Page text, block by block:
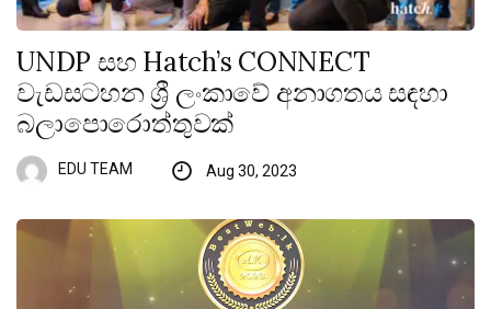
UNDP සහ Hatch’s CONNECT
වැඩසටහන ශ්‍රී ලංකාවේ අනාගතය සඳහා
බලාපොරොත්තුවක්
EDU TEAM Aug 30, 2023